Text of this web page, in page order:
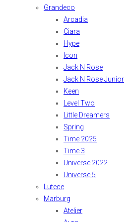
Grandeco
Arcadia
Ciara
Hype
Icon
Jack N Rose
Jack N Rose Junior
Keen
Level Two
Little Dreamers
Spring
Time 2025
Time 3
Universe 2022
Universe 5
Lutece
Marburg
Atelier